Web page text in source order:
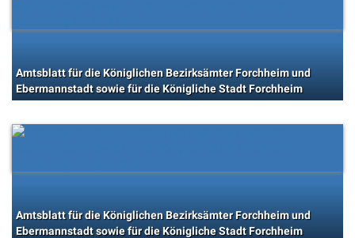
Amtsblatt für die Königlichen Bezirksämter Forchheim und
Ebermannstadt sowie für die Königliche Stadt Forchheim
Amtsblatt für die Königlichen Bezirksämter Forchheim und
Ebermannstadt sowie für die Königliche Stadt Forchheim